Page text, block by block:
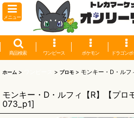
メニュー
商品検索 ワンピース ポケモン ドラゴン
ホーム > > プロモ > モンキー・D・ルフ
モンキー・D・ルフィ【R】【プロ
073_p1]